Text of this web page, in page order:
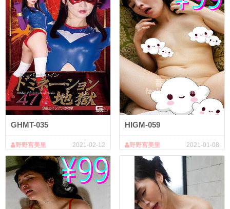
GHMT-035
2021-02-12
野野宫美里
HIGM-059
2021-01-08
野野宫美里